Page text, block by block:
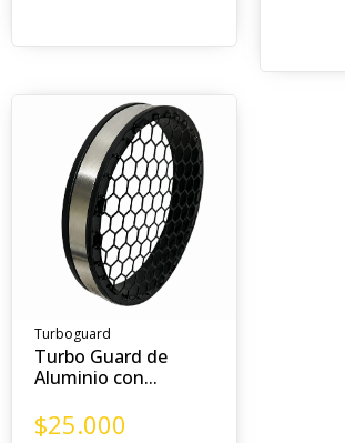
Turboguard
Turbo Guard de
Aluminio con...
$25.000